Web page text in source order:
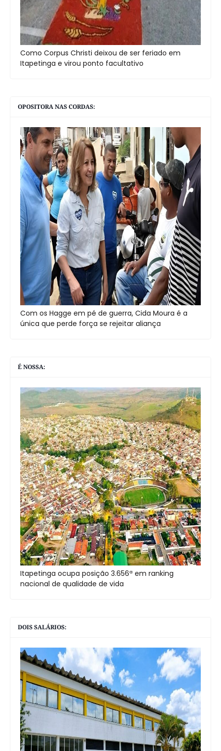
Como Corpus Christi deixou de ser feriado em
Itapetinga e virou ponto facultativo
OPOSITORA NAS CORDAS:
Com os Hagge em pé de guerra, Cida Moura é a
única que perde força se rejeitar aliança
É NOSSA:
Itapetinga ocupa posição 3.656ª em ranking
nacional de qualidade de vida
DOIS SALÁRIOS: